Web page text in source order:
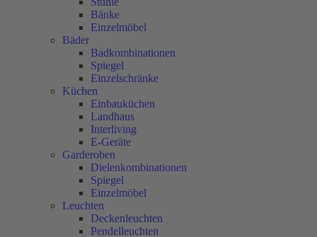
Bänke
Einzelmöbel
Bäder
Badkombinationen
Spiegel
Einzelschränke
Küchen
Einbauküchen
Landhaus
Interliving
E-Geräte
Garderoben
Dielenkombinationen
Spiegel
Einzelmöbel
Leuchten
Deckenleuchten
Pendelleuchten